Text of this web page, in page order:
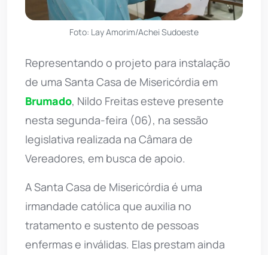
Foto: Lay Amorim/Achei Sudoeste
Representando o projeto para instalação
de uma Santa Casa de Misericórdia em
Brumado, Nildo Freitas esteve presente
nesta segunda-feira (06), na sessão
legislativa realizada na Câmara de
Vereadores, em busca de apoio.
A Santa Casa de Misericórdia é uma
irmandade católica que auxilia no
tratamento e sustento de pessoas
enfermas e inválidas. Elas prestam ainda